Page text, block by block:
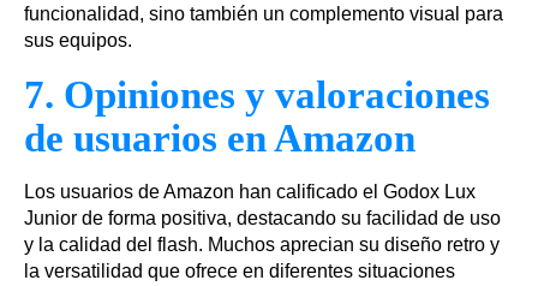
funcionalidad, sino también un complemento visual para
sus equipos.
7. Opiniones y valoraciones
de usuarios en Amazon
Los usuarios de Amazon han calificado el Godox Lux
Junior de forma positiva, destacando su facilidad de uso
y la calidad del flash. Muchos aprecian su diseño retro y
la versatilidad que ofrece en diferentes situaciones